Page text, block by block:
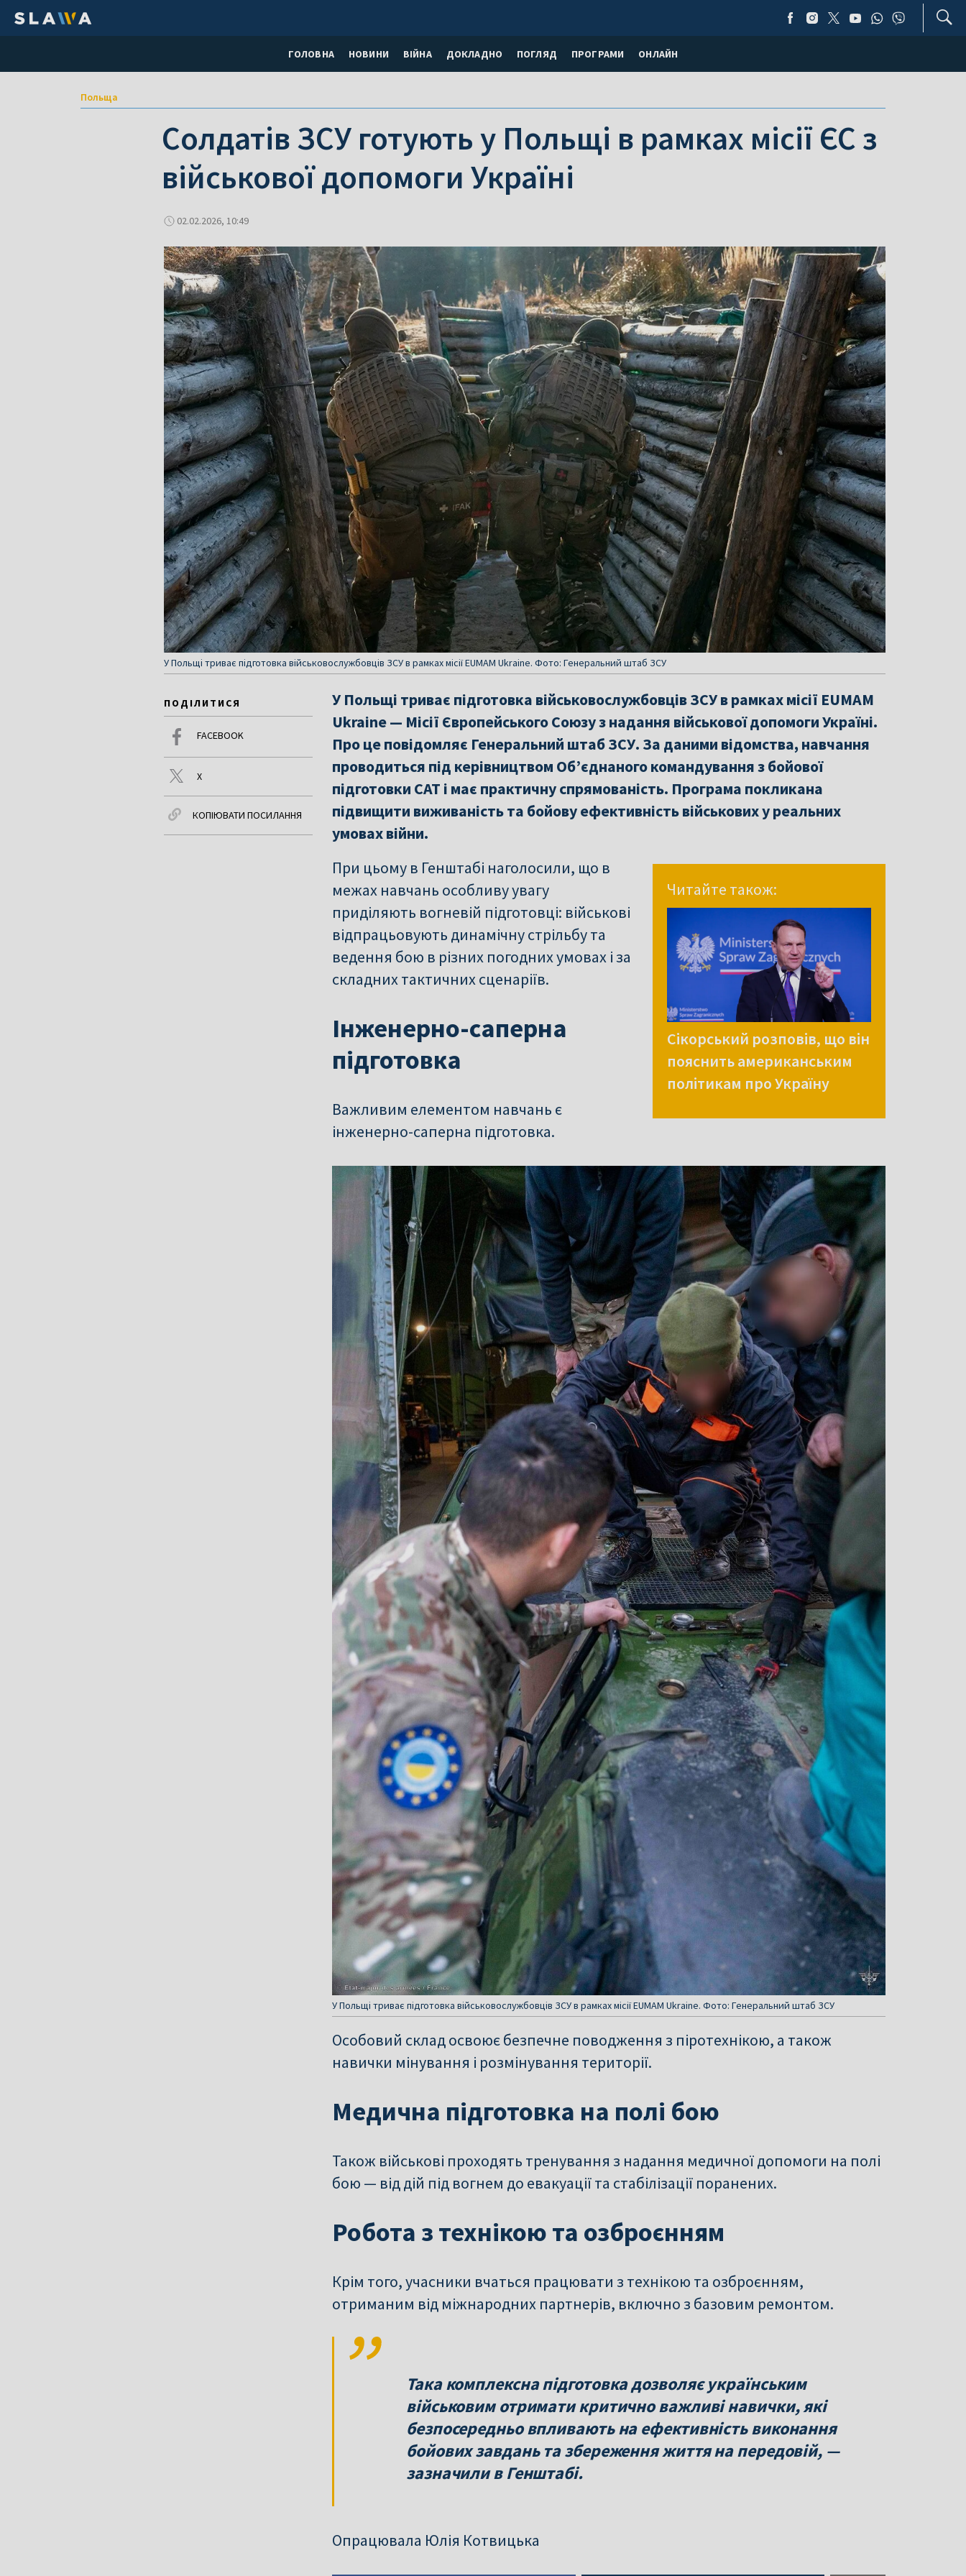
ГОЛОВНА НОВИНИ ВІЙНА ДОКЛАДНО ПОГЛЯД ПРОГРАМИ ОНЛАЙН
Польща
Солдатів ЗСУ готують у Польщі в рамках місії ЄС з
військової допомоги Україні
02.02.2026, 10:49
У Польщі триває підготовка військовослужбовців ЗСУ в рамках місії EUMAM Ukraine. Фото: Генеральний штаб ЗСУ
ПОДІЛИТИСЯ
FACEBOOK
X
КОПІЮВАТИ ПОСИЛАННЯ
У Польщі триває підготовка військовослужбовців ЗСУ в рамках місії EUMAM
Ukraine — Місії Європейського Союзу з надання військової допомоги Україні.
Про це повідомляє Генеральний штаб ЗСУ. За даними відомства, навчання
проводиться під керівництвом Об’єднаного командування з бойової
підготовки САТ і має практичну спрямованість. Програма покликана
підвищити виживаність та бойову ефективність військових у реальних
умовах війни.
Читайте також:
Сікорський розповів, що він
пояснить американським
політикам про Україну
При цьому в Генштабі наголосили, що в
межах навчань особливу увагу
приділяють вогневій підготовці: військові
відпрацьовують динамічну стрільбу та
ведення бою в різних погодних умовах і за
складних тактичних сценаріїв.
Інженерно-саперна
підготовка
Важливим елементом навчань є
інженерно-саперна підготовка.
У Польщі триває підготовка військовослужбовців ЗСУ в рамках місії EUMAM Ukraine. Фото: Генеральний штаб ЗСУ
Особовий склад освоює безпечне поводження з піротехнікою, а також
навички мінування і розмінування території.
Медична підготовка на полі бою
Також військові проходять тренування з надання медичної допомоги на полі
бою — від дій під вогнем до евакуації та стабілізації поранених.
Робота з технікою та озброєнням
Крім того, учасники вчаться працювати з технікою та озброєнням,
отриманим від міжнародних партнерів, включно з базовим ремонтом.
Така комплексна підготовка дозволяє українським
військовим отримати критично важливі навички, які
безпосередньо впливають на ефективність виконання
бойових завдань та збереження життя на передовій, —
зазначили в Генштабі.
Опрацювала Юлія Котвицька